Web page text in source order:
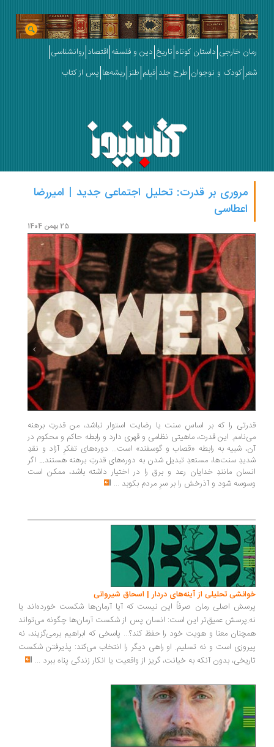
رمان خارجی داستان کوتاه تاریخ دین و فلسفه اقتصاد روانشناسی
شعر کودک و نوجوان طرح جلد فیلم طنز ریشه‌ها پس از کتاب
مروری بر قدرت: تحلیل اجتماعی جدید | امیررضا
اعطاسی
25 بهمن 1404
قدرتی را که بر اساسِ سنت یا رضایت استوار نباشد، من قدرتِ برهنه
می‌نامم. این قدرت، ماهیتی نظامی و قهری دارد و رابطه حاکم و محکوم در
آن، شبیه به رابطه «قصاب و گوسفند» است... دوره‌های تفکرِ آزاد و نقدِ
شدیدِ سنت‌ها، مستعدِ تبدیل شدن به دوره‌های قدرتِ برهنه هستند... اگر
انسان مانندِ خدایان رعد و برق را در اختیار داشته باشد، ممکن است
وسوسه شود و آذرخش را بر سرِ مردم بکوبد ...
خوانشی تحلیلی از آینه‌های دردار | اسحاق شیروانی
پرسش اصلی رمان صرفاً این نیست که آیا آرمان‌ها شکست خورده‌اند یا
نه.پرسش عمیق‌تر این است: انسان پس از شکست آرمان‌ها چگونه می‌تواند
همچنان معنا و هویت خود را حفظ کند؟... پاسخی که ابراهیم برمی‌گزیند، نه
پیروزی است و نه تسلیم. او راهی دیگر را انتخاب می‌کند: پذیرفتن شکست
تاریخی، بدون آنکه به خیانت، گریز از واقعیت یا انکار زندگی پناه ببرد ...